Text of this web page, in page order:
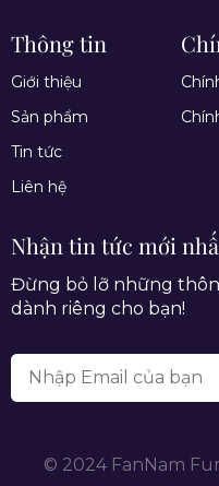
Thông tin
Giới thiệu
Sản phẩm
Tin tức
Liên hệ
Nhận tin tức mới
Đừng bỏ lỡ những
dành riêng cho bạn!
© 2024 FanNam